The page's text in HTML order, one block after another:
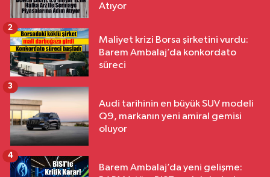
Atıyor
Maliyet krizi Borsa şirketini vurdu:
Barem Ambalaj’da konkordato
süreci
2
Audi tarihinin en büyük SUV modeli
Q9, markanın yeni amiral gemisi
oluyor
3
Barem Ambalaj’da yeni gelişme:
4